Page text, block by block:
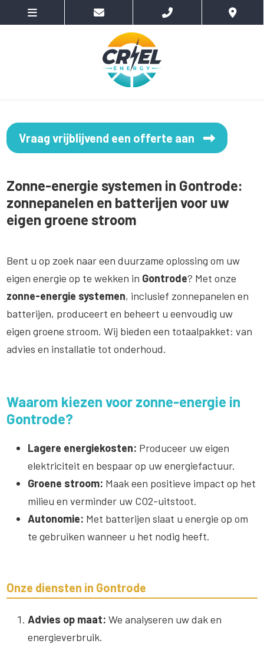
Vraag vrijblijvend een offerte aan
Zonne-energie systemen in Gontrode:
zonnepanelen en batterijen voor uw
eigen groene stroom
Bent u op zoek naar een duurzame oplossing om uw
eigen energie op te wekken in Gontrode? Met onze
zonne-energie systemen, inclusief zonnepanelen en
batterijen, produceert en beheert u eenvoudig uw
eigen groene stroom. Wij bieden een totaalpakket: van
advies en installatie tot onderhoud.
Waarom kiezen voor zonne-energie in
Gontrode?
Lagere energiekosten: Produceer uw eigen
elektriciteit en bespaar op uw energiefactuur.
Groene stroom: Maak een positieve impact op het
milieu en verminder uw CO2-uitstoot.
Autonomie: Met batterijen slaat u energie op om
te gebruiken wanneer u het nodig heeft.
Onze diensten in Gontrode
Advies op maat: We analyseren uw dak en
energieverbruik.